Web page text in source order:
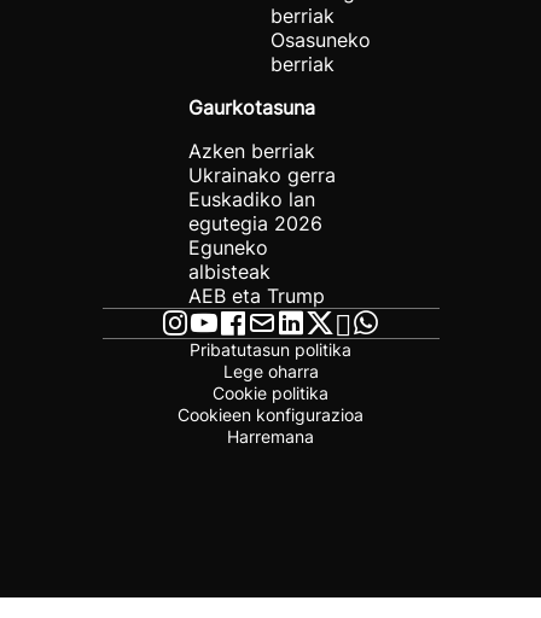
berriak
Osasuneko
berriak
Gaurkotasuna
Azken berriak
Ukrainako gerra
Euskadiko lan
egutegia 2026
Eguneko
albisteak
AEB eta Trump
Pribatutasun politika
Lege oharra
Cookie politika
Cookieen konfigurazioa
Harremana